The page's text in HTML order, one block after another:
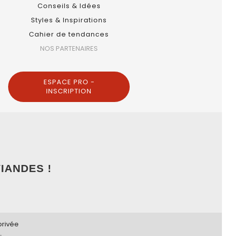
Conseils & Idées
Styles & Inspirations
Cahier de tendances
NOS PARTENAIRES
ESPACE PRO -
INSCRIPTION
!